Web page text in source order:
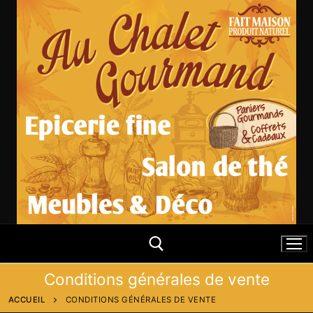
contenu
Rechercher :
Conditions générales de vente
ACCUEIL CONDITIONS GÉNÉRALES DE VENTE